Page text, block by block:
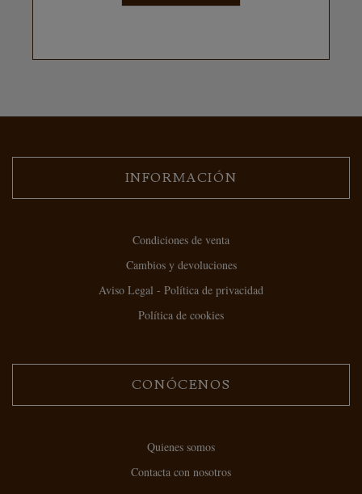
INFORMACIÓN
Condiciones de venta
Cambios y devoluciones
Aviso Legal - Política de privacidad
Política de cookies
CONÓCENOS
Quienes somos
Contacta con nosotros